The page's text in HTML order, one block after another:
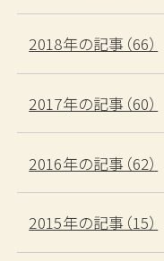
2018年の記事（66）
2017年の記事（60）
2016年の記事（62）
2015年の記事（15）